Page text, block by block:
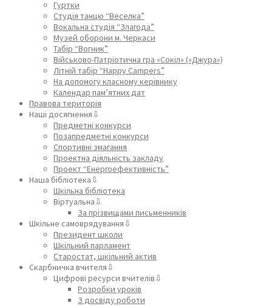
Гуртки
Студія танцю “Веселка”
Вокальна студія “Злагода”
Музей оборони м. Черкаси
Табір “Вогник”
Військово-Патріотична гра «Сокіл» («Джура»)
Літній табір “Happy Campers”
На допомогу класному керівнику
Календар пам’ятних дат
Правова територія
Наші досягнення⇩
Предметні конкурси
Позапредметні конкурси
Спортивні змагання
Проектна діяльність закладу
Проект “Енергоефективність”
Наша бібліотека⇩
Шкільна бібліотека
Віртуальна⇩
За прізвищами письменників
Шкільне самоврядування⇩
Президент школи
Шкільний парламент
Старостат, шкільний актив
Скарбничка вчителя⇩
Цифрові ресурси вчителів⇩
Розробки уроків
З досвіду роботи